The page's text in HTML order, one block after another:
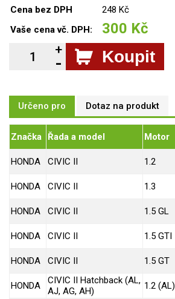
Cena bez DPH
248 Kč
Vaše cena vč. DPH:
300 Kč
Koupit
Určeno pro Dotaz na produkt
Značka Řada a model Motor
HONDA
CIVIC II 1.2
HONDA CIVIC II 1.3
HONDA CIVIC II 1.5 GL
HONDA CIVIC II 1.5 GTI
HONDA CIVIC II 1.5 GT
HONDA
CIVIC II Hatchback (AL,
AJ, AG, AH)
1.2 (AL)